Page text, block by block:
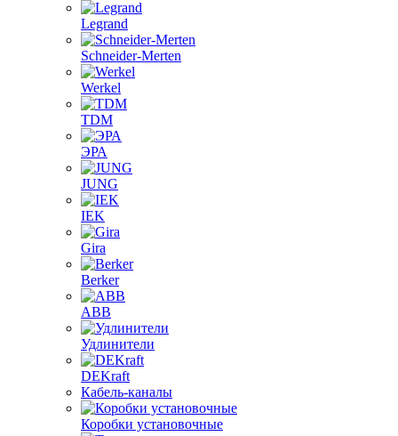
Legrand
Schneider-Merten
Werkel
TDM
ЭРА
JUNG
IEK
Gira
Berker
ABB
Удлинители
DEKraft
Кабель-каналы
Коробки установочные